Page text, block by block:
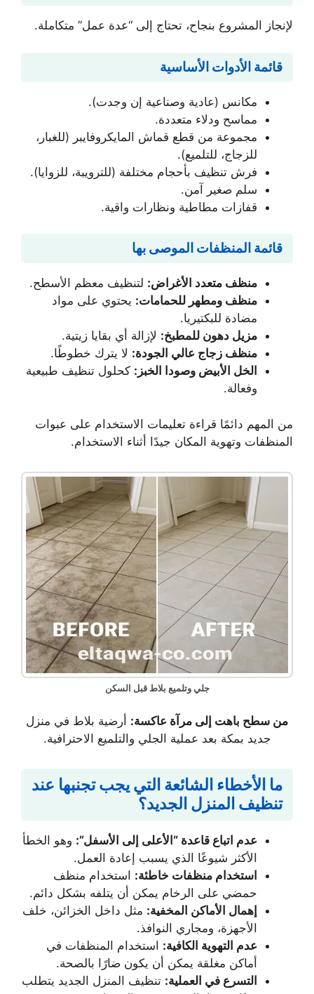
لإنجاز المشروع بنجاح، تحتاج إلى “عدة عمل” متكاملة.
قائمة الأدوات الأساسية
مكانس (عادية وصناعية إن وجدت).
مماسح ودلاء متعددة.
مجموعة من قطع قماش المايكروفايبر (للغبار،
للزجاج، للتلميع).
فرش تنظيف بأحجام مختلفة (للترويبة، للزوايا).
سلم صغير آمن.
قفازات مطاطية ونظارات واقية.
قائمة المنظفات الموصى بها
منظف متعدد الأغراض: لتنظيف معظم الأسطح.
منظف ومطهر للحمامات: يحتوي على مواد
مضادة للبكتيريا.
مزيل دهون للمطبخ: لإزالة أي بقايا زيتية.
منظف زجاج عالي الجودة: لا يترك خطوطًا.
الخل الأبيض وصودا الخبز: كحلول تنظيف طبيعية
وفعالة.
من المهم دائمًا قراءة تعليمات الاستخدام على عبوات
المنظفات وتهوية المكان جيدًا أثناء الاستخدام.
جلي وتلميع بلاط قبل السكن
من سطح باهت إلى مرآة عاكسة: أرضية بلاط في منزل
جديد بمكة بعد عملية الجلي والتلميع الاحترافية.
ما الأخطاء الشائعة التي يجب تجنبها عند
تنظيف المنزل الجديد؟
عدم اتباع قاعدة “الأعلى إلى الأسفل”: وهو الخطأ
الأكثر شيوعًا الذي يسبب إعادة العمل.
استخدام منظفات خاطئة: استخدام منظف
حمضي على الرخام يمكن أن يتلفه بشكل دائم.
إهمال الأماكن المخفية: مثل داخل الخزائن، خلف
الأجهزة، ومجاري النوافذ.
عدم التهوية الكافية: استخدام المنظفات في
أماكن مغلقة يمكن أن يكون ضارًا بالصحة.
التسرع في العملية: تنظيف المنزل الجديد يتطلب